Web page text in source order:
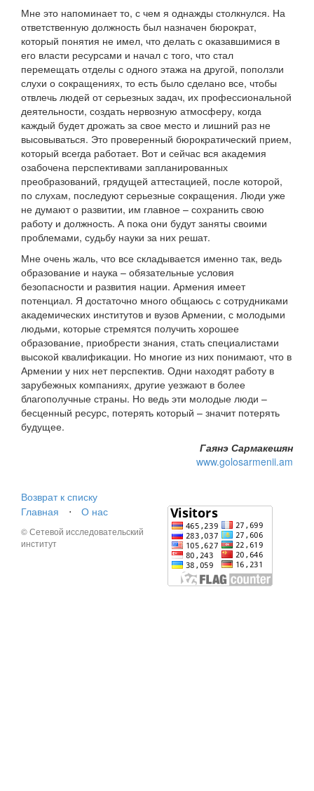
Мне это напоминает то, с чем я однажды столкнулся. На
ответственную должность был назначен бюрократ,
который понятия не имел, что делать с оказавшимися в
его власти ресурсами и начал с того, что стал
перемещать отделы с одного этажа на другой, поползли
слухи о сокращениях, то есть было сделано все, чтобы
отвлечь людей от серьезных задач, их профессиональной
деятельности, создать нервозную атмосферу, когда
каждый будет дрожать за свое место и лишний раз не
высовываться. Это проверенный бюрократический прием,
который всегда работает. Вот и сейчас вся академия
озабочена перспективами запланированных
преобразований, грядущей аттестацией, после которой,
по слухам, последуют серьезные сокращения. Люди уже
не думают о развитии, им главное – сохранить свою
работу и должность. А пока они будут заняты своими
проблемами, судьбу науки за них решат.
Мне очень жаль, что все складывается именно так, ведь
образование и наука – обязательные условия
безопасности и развития нации. Армения имеет
потенциал. Я достаточно много общаюсь с сотрудниками
академических институтов и вузов Армении, с молодыми
людьми, которые стремятся получить хорошее
образование, приобрести знания, стать специалистами
высокой квалификации. Но многие из них понимают, что в
Армении у них нет перспектив. Одни находят работу в
зарубежных компаниях, другие уезжают в более
благополучные страны. Но ведь эти молодые люди –
бесценный ресурс, потерять который – значит потерять
будущее.
Гаянэ Сармакешян
www.golosarmenii.am
Возврат к списку
Главная
⋅ О нас
© Сетевой исследовательский
институт